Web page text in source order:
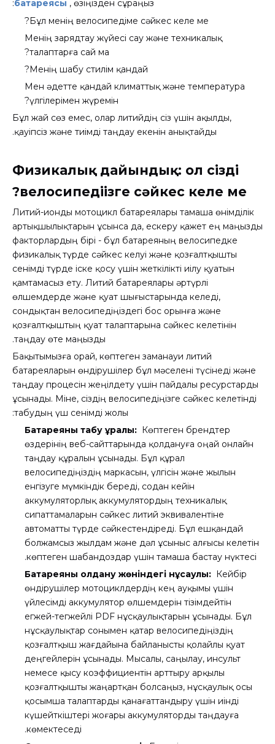
батареясы , өзіңізден сұраңыз:
Бұл менің велосипедіме сәйкес келе ме?
Менің зарядтау жүйесі сау және техникалық
талаптарға сай ма?
Менің шабу стилім қандай?
Мен әдетте қандай климаттық және температура
үлгілерімен жүремін?
Бұл жай сөз емес, олар литийдің сіз үшін ақылды,
қауіпсіз және тиімді таңдау екенін анықтайды.
Физикалық дайындық: ол сіздің
велосипедіңізге сәйкес келе ме?
Литий-ионды мотоцикл батареялары тамаша өнімділік
артықшылықтарын ұсынса да, ескеру қажет ең маңызды
факторлардың бірі - бұл батареяның велосипедке
физикалық түрде сәйкес келуі және қозғалтқышты
сенімді түрде іске қосу үшін жеткілікті иілу қуатын
қамтамасыз ету. Литий батареялары әртүрлі
өлшемдерде және қуат шығыстарында келеді,
сондықтан велосипедіңіздегі бос орынға және
қозғалтқыштың қуат талаптарына сәйкес келетінін
таңдау өте маңызды.
Бақытымызға орай, көптеген заманауи литий
батареяларын өндірушілер бұл мәселені түсінеді және
таңдау процесін жеңілдету үшін пайдалы ресурстарды
ұсынады. Міне, сіздің велосипедіңізге сәйкес келетінді
табудың үш сенімді жолы:
Батареяны табу құралы: Көптеген брендтер
өздерінің веб-сайттарында қолдануға оңай онлайн
таңдау құралын ұсынады. Бұл құрал
велосипедіңіздің маркасын, үлгісін және жылын
енгізуге мүмкіндік береді, содан кейін
аккумуляторлық аккумулятордың техникалық
сипаттамаларын сәйкес литий эквивалентіне
автоматты түрде сәйкестендіреді. Бұл ешқандай
болжамсыз жылдам және дәл ұсыныс алғысы келетін
көптеген шабандоздар үшін тамаша бастау нүктесі.
Батареяны қолдану жөніндегі нұсқаулық: Кейбір
өндірушілер мотоциклдердің кең ауқымы үшін
үйлесімді аккумулятор өлшемдерін тізімдейтін
егжей-тегжейлі PDF нұсқаулықтарын ұсынады. Бұл
нұсқаулықтар сонымен қатар велосипедіңіздің
қозғалтқыш жағдайына байланысты қолайлы қуат
деңгейлерін ұсынады. Мысалы, саңылау, инсульт
немесе қысу коэффициентін арттыру арқылы
қозғалтқышты жаңартқан болсаңыз, нұсқаулық осы
қосымша талаптарды қанағаттандыру үшін иінді
күшейткіштері жоғары аккумуляторды таңдауға
көмектеседі.